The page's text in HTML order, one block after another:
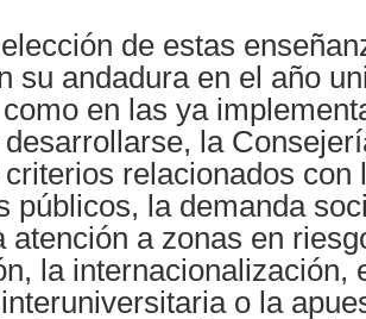
de estas
su andadura en el año
en las ya
la
criterios relacionados con
públicos, la demanda
atención a zonas en
la internacionalización,
o la